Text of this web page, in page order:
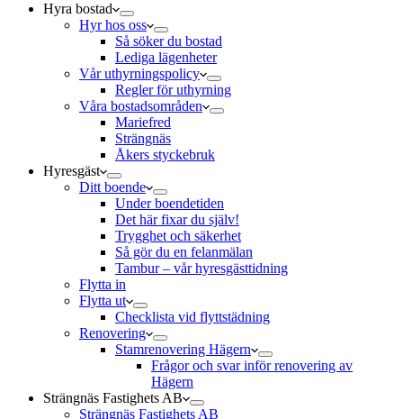
Hyra bostad
Hyr hos oss
Så söker du bostad
Lediga lägenheter
Vår uthyrningspolicy
Regler för uthyrning
Våra bostadsområden
Mariefred
Strängnäs
Åkers styckebruk
Hyresgäst
Ditt boende
Under boendetiden
Det här fixar du själv!
Trygghet och säkerhet
Så gör du en felanmälan
Tambur – vår hyresgästtidning
Flytta in
Flytta ut
Checklista vid flyttstädning
Renovering
Stamrenovering Hägern
Frågor och svar inför renovering av
Hägern
Strängnäs Fastighets AB
Strängnäs Fastighets AB